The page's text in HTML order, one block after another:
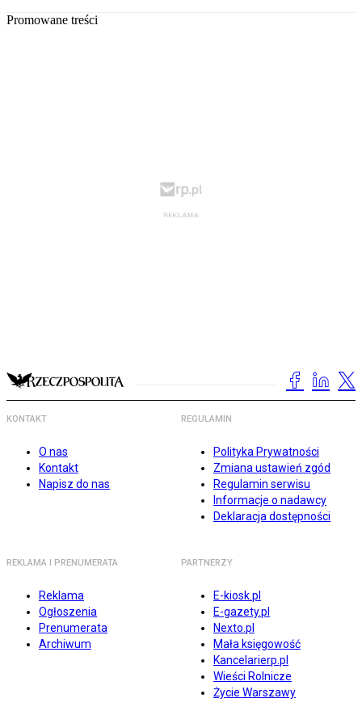
Promowane treści
KONTAKT
O nas
Kontakt
Napisz do nas
REGULAMIN
Polityka Prywatności
Zmiana ustawień zgód
Regulamin serwisu
Informacje o nadawcy
Deklaracja dostępności
REKLAMA I PRENUMERATA
Reklama
Ogłoszenia
Prenumerata
Archiwum
PARTNERZY
E-kiosk.pl
E-gazety.pl
Nexto.pl
Mała księgowość
Kancelarierp.pl
Wieści Rolnicze
Życie Warszawy